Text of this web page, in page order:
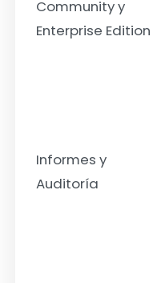
Community y
Enterprise Edition
Informes y
Auditoría